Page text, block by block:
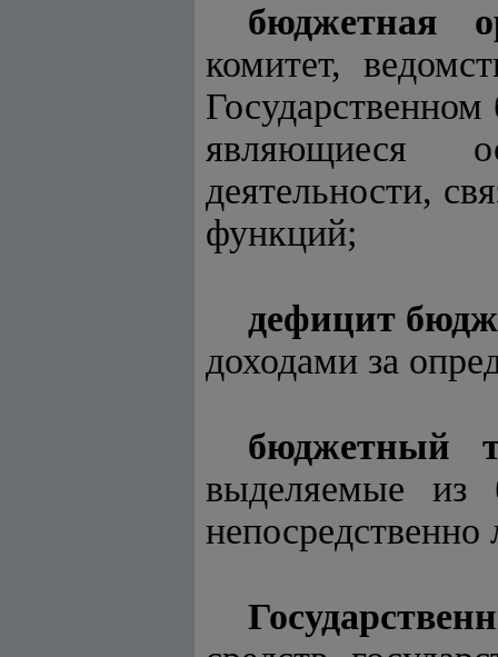
бюджетная
комитет,
являющиеся
деятельности,
функций;
дефицит
доходами за
бюджетный
выделяемые из